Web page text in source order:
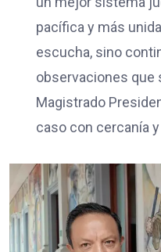
pacífica y más
escucha, sino
observaciones que
Magistrado
caso con cercanía